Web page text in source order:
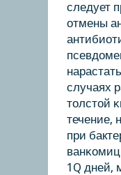
следует
отмены
случаях
толстой
течение,
при
1Q дней,